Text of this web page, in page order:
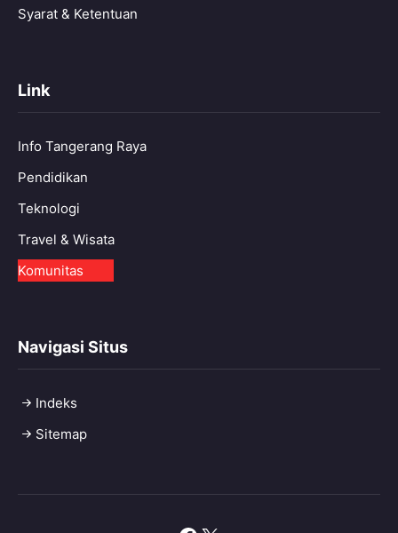
Syarat & Ketentuan
Link
Info Tangerang Raya
Pendidikan
Teknologi
Travel & Wisata
Komunitas
Navigasi Situs
Indeks
Sitemap